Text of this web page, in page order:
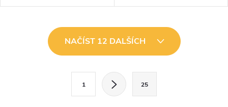
zdraví kostíMaryRuth Organics
jsou chutné veganské gumové
psychické pohodyNatur Tanya®
všech 8 esenciálních vitaminů
skupiny B...
NAČÍST 12 DALŠÍCH
1 25